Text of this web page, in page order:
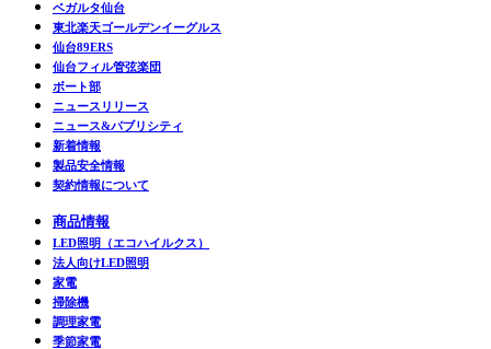
ベガルタ仙台
東北楽天ゴールデンイーグルス
仙台89ERS
仙台フィル管弦楽団
ボート部
ニュースリリース
ニュース&パブリシティ
新着情報
製品安全情報
契約情報について
商品情報
LED照明（エコハイルクス）
法人向けLED照明
家電
掃除機
調理家電
季節家電